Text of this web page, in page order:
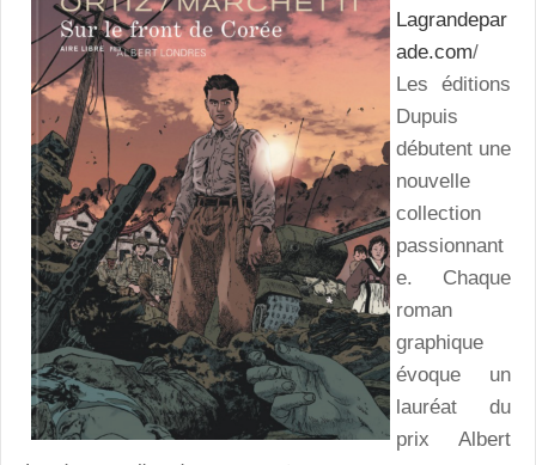
Lagrandepar
ade.com/
Les éditions
Dupuis
débutent une
nouvelle
collection
passionnant
e. Chaque
roman
graphique
évoque un
lauréat du
prix Albert